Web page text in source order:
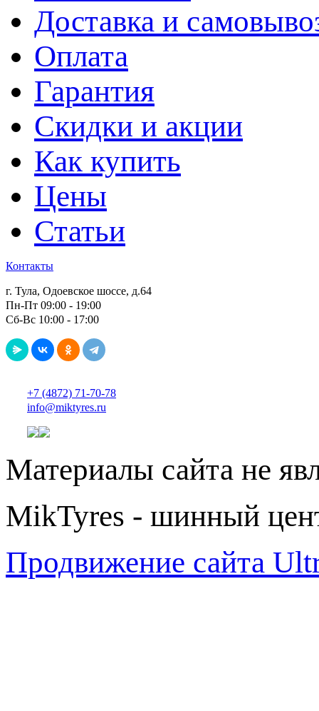
Доставка и
Оплата
Гарантия
Скидки и акции
Как купить
Цены
Статьи
Контакты
г. Тула, Одоевское шоссе, д.64
Пн-Пт 09:00 - 19:00
Сб-Вс 10:00 - 17:00
+7 (4872) 71-70-78
info@miktyres.ru
Материалы сайта не
MikTyres - шинный
Продвижение сайта